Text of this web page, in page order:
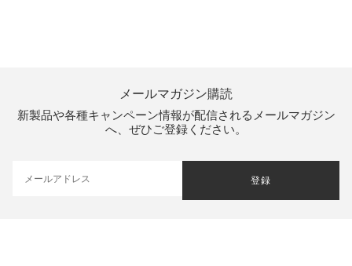
メールマガジン購読
新製品や各種キャンペーン情報が配信されるメールマガジン
へ、ぜひご登録ください。
登録